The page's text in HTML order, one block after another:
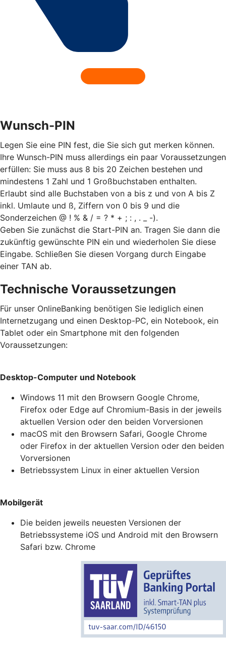
Wunsch-PIN
Legen Sie eine PIN fest, die Sie sich gut merken können.
Ihre Wunsch-PIN muss allerdings ein paar Voraussetzungen
erfüllen: Sie muss aus 8 bis 20 Zeichen bestehen und
mindestens 1 Zahl und 1 Großbuchstaben enthalten.
Erlaubt sind alle Buchstaben von a bis z und von A bis Z
inkl. Umlaute und ß, Ziffern von 0 bis 9 und die
Sonderzeichen @ ! % & / = ? * + ; : , . _ -).
Geben Sie zunächst die Start-PIN an. Tragen Sie dann die
zukünftig gewünschte PIN ein und wiederholen Sie diese
Eingabe. Schließen Sie diesen Vorgang durch Eingabe
einer TAN ab.
Technische Voraussetzungen
Für unser OnlineBanking benötigen Sie lediglich einen
Internetzugang und einen Desktop-PC, ein Notebook, ein
Tablet oder ein Smartphone mit den folgenden
Voraussetzungen:
Desktop-Computer und Notebook
Windows 11 mit den Browsern Google Chrome,
Firefox oder Edge auf Chromium-Basis in der jeweils
aktuellen Version oder den beiden Vorversionen
macOS mit den Browsern Safari, Google Chrome
oder Firefox in der aktuellen Version oder den beiden
Vorversionen
Betriebssystem Linux in einer aktuellen Version
Mobilgerät
Die beiden jeweils neuesten Versionen der
Betriebssysteme iOS und Android mit den Browsern
Safari bzw. Chrome